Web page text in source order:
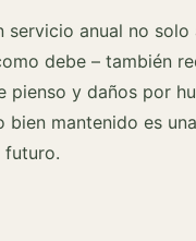
servicio anual no solo
debe – también
pienso y daños por
bien mantenido es
futuro.